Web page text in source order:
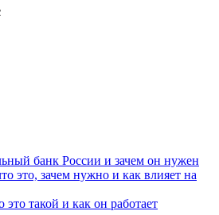
банк России и зачем он нужен
это, зачем нужно и как влияет на
такой и как он работает